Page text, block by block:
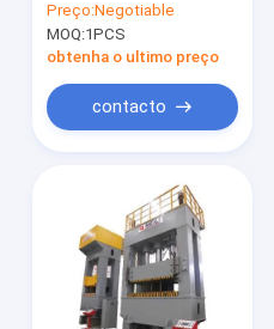
do quadro de 400T H
imprensa hidráulica
do auto
Preço:Negotiable
MOQ:1PCS
obtenha o ultimo preço
contacto